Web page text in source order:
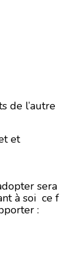
de l’autre
et
sera
à soi ce f
: